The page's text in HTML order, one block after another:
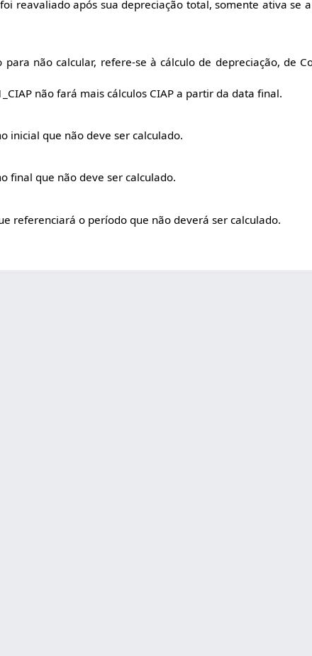
reavaliado após sua depreciação total, somente ativa se
não calcular, refere-se à cálculo de depreciação, de
não fará mais cálculos CIAP a partir da data final.
inicial que não deve ser calculado.
final que não deve ser calculado.
referenciará o período que não deverá ser calculado.